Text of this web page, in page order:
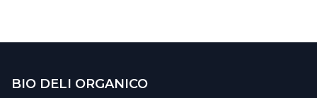
BIO DELI ORGANICO